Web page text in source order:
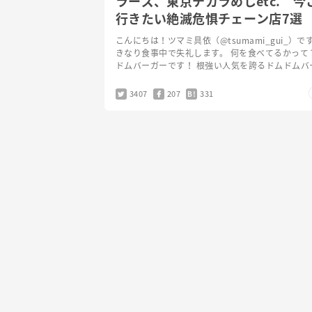
行きたい絶滅危惧チェーン店7選
こんにちは！ツマミ具依（@tsumami_gui_）で
きなり食事中で失礼します。 何を食べてるかって
ドムバーガーです！ 根強い人気を誇るドムドムバ
3407 207 B! 331